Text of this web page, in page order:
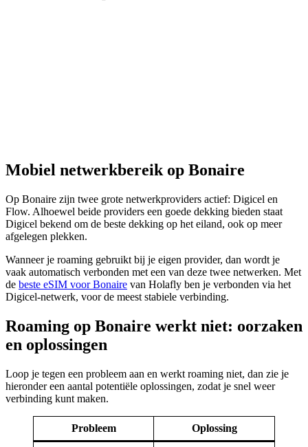
Mobiel netwerkbereik op Bonaire
Op Bonaire zijn twee grote netwerkproviders actief: Digicel en
Flow. Alhoewel beide providers een goede dekking bieden staat
Digicel bekend om de beste dekking op het eiland, ook op meer
afgelegen plekken.
Wanneer je roaming gebruikt bij je eigen provider, dan wordt je
vaak automatisch verbonden met een van deze twee netwerken. Met
de beste eSIM voor Bonaire van Holafly ben je verbonden via het
Digicel-netwerk, voor de meest stabiele verbinding.
Roaming op Bonaire werkt niet: oorzaken
en oplossingen
Loop je tegen een probleem aan en werkt roaming niet, dan zie je
hieronder een aantal potentiële oplossingen, zodat je snel weer
verbinding kunt maken.
Probleem Oplossing